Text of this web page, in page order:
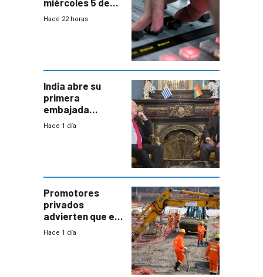
miércoles 5 de
agosto de 2026
Hace 22 horas
India abre su
primera
embajada
residente en
enorme
potencial
Hace 1 día
Promotores
privados
advierten que el
nuevo convenio
Hace 1 día